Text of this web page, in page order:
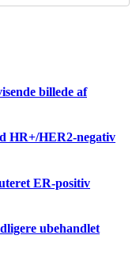
billede af
HR+/HER2-negativ
ER-positiv
ubehandlet